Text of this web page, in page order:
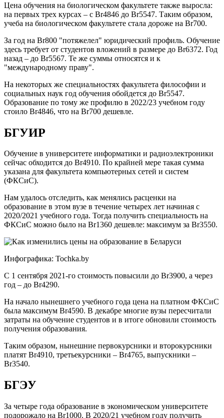
Цена обучения на биологическом факультете также выросла:
на первых трех курсах – с Br4846 до Br5547. Таким образом,
учеба на биологическом факультете стала дороже на Br700.
За год на Br800 "потяжелел" юридический профиль. Обучение
здесь требует от студентов вложений в размере до Br6372. Год
назад – до Br5567. Те же суммы относятся и к
"международному праву".
На некоторых же специальностях факультета философии и
социальных наук год обучения обойдется до Br5547.
Образование по тому же профилю в 2022/23 учебном году
стоило Br4846, что на Br700 дешевле.
БГУИР
Обучение в университете информатики и радиоэлектроники
сейчас обходится до Br4910. По крайней мере такая сумма
указана для факультета компьютерных сетей и систем
(ФКСиС).
Нам удалось отследить, как менялись расценки на
образование в этом вузе в течение четырех лет начиная с
2020/2021 учебного года. Тогда получить специальность на
ФКСиС можно было на Br1360 дешевле: максимум за Br3550.
Инфографика: Tochka.by
С 1 сентября 2021-го стоимость повысили до Br3900, а через
год – до Br4290.
На начало нынешнего учебного года цена на платном ФКСиС
была максимум Br4590. В декабре многие вузы пересчитали
затраты на обучение студентов и в итоге обновили стоимость
получения образования.
Таким образом, нынешние первокурсники и второкурсники
платят Br4910, третьекурсники – Br4765, выпускники –
Br3540.
БГЭУ
За четыре года образование в экономическом университете
подорожало на Br1000. В 2020/21 учебном году получить